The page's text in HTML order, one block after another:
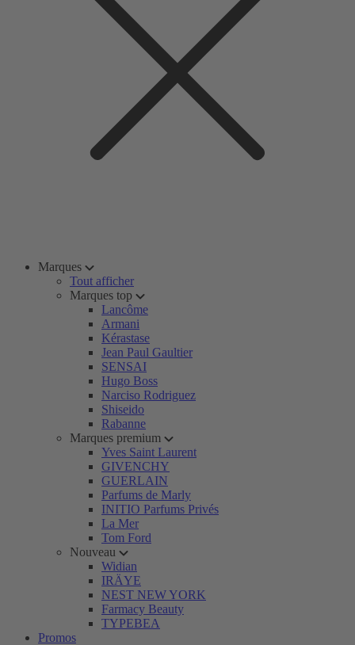
Marques
Tout afficher
Marques top
Lancôme
Armani
Kérastase
Jean Paul Gaultier
SENSAI
Hugo Boss
Narciso Rodriguez
Shiseido
Rabanne
Marques premium
Yves Saint Laurent
GIVENCHY
GUERLAIN
Parfums de Marly
INITIO Parfums Privés
La Mer
Tom Ford
Nouveau
Widian
IRÄYE
NEST NEW YORK
Farmacy Beauty
TYPEBEA
Promos